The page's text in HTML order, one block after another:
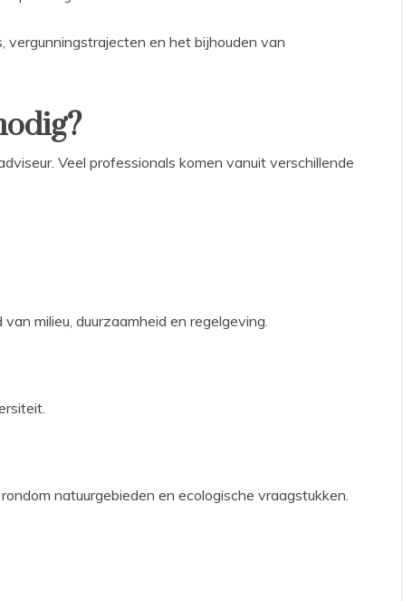
en het bijhouden van
Veel professionals komen vanuit verschillende
milieu, duurzaamheid en regelgeving.
natuurgebieden en ecologische vraagstukken.